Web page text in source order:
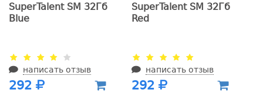
SuperTalent SM 32Гб
Blue
написать отзыв
292
SuperTalent SM 32Гб
Red
написать отзыв
292